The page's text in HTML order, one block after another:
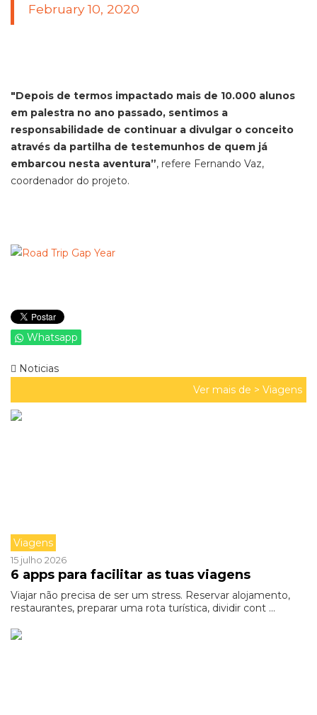
February 10, 2020
"Depois de termos impactado mais de 10.000 alunos
em palestra no ano passado, sentimos a
responsabilidade de continuar a divulgar o conceito
através da partilha de testemunhos de quem já
embarcou nesta aventura”, refere Fernando Vaz,
coordenador do projeto.
Whatsapp
Noticias
Ver mais de > Viagens
Viagens
15 julho 2026
6 apps para facilitar as tuas viagens
Viajar não precisa de ser um stress. Reservar alojamento,
restaurantes, preparar uma rota turística, dividir cont ...